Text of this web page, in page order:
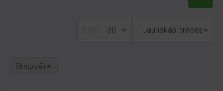
30 Jaunākās preces
Skrituļdēļi